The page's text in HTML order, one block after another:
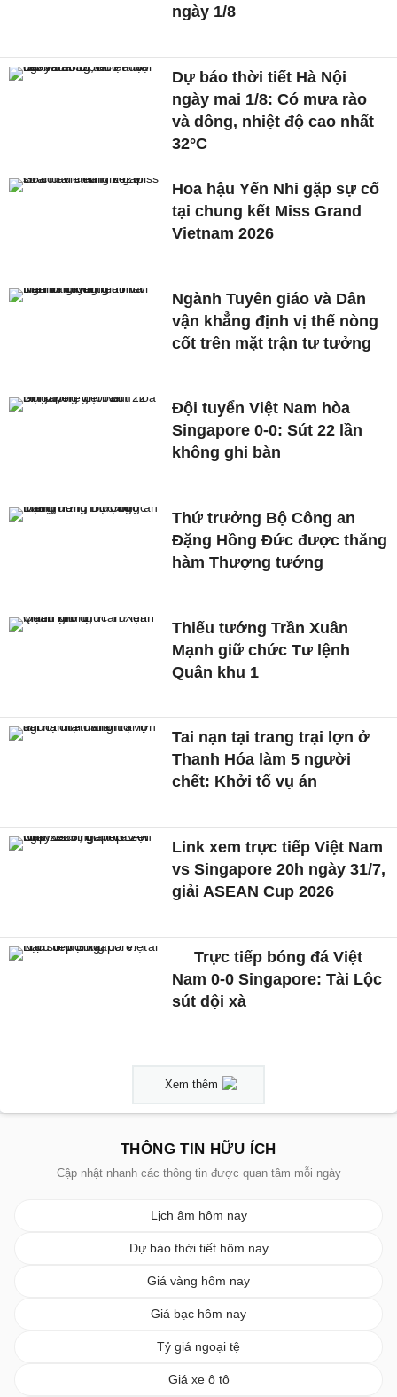
ngày 1/8
Dự báo thời tiết Hà Nội
ngày mai 1/8: Có mưa rào
và dông, nhiệt độ cao nhất
32°C
Hoa hậu Yến Nhi gặp sự cố
tại chung kết Miss Grand
Vietnam 2026
Ngành Tuyên giáo và Dân
vận khẳng định vị thế nòng
cốt trên mặt trận tư tưởng
Đội tuyển Việt Nam hòa
Singapore 0-0: Sút 22 lần
không ghi bàn
Thứ trưởng Bộ Công an
Đặng Hồng Đức được thăng
hàm Thượng tướng
Thiếu tướng Trần Xuân
Mạnh giữ chức Tư lệnh
Quân khu 1
Tai nạn tại trang trại lợn ở
Thanh Hóa làm 5 người
chết: Khởi tố vụ án
Link xem trực tiếp Việt Nam
vs Singapore 20h ngày 31/7,
giải ASEAN Cup 2026
Trực tiếp bóng đá Việt
Nam 0-0 Singapore: Tài Lộc
sút dội xà
Xem thêm
THÔNG TIN HỮU ÍCH
Cập nhật nhanh các thông tin được quan tâm mỗi ngày
Lịch âm hôm nay
Dự báo thời tiết hôm nay
Giá vàng hôm nay
Giá bạc hôm nay
Tỷ giá ngoại tệ
Giá xe ô tô